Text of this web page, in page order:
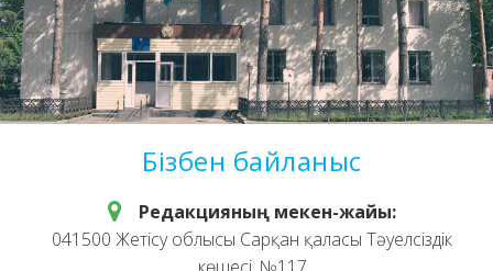
Бізбен байланыс
Редакцияның мекен-жайы:
041500 Жетісу облысы Сарқан қаласы Тәуелсіздік